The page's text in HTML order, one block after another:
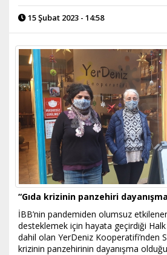
15 Şubat 2023 - 14:58
“Gıda krizinin panzehiri
İBB’nin pandemiden olumsuz
desteklemek için hayata geçirdiği
dahil olan YerDeniz Kooperatifi’nden
krizinin panzehirinin dayanışma